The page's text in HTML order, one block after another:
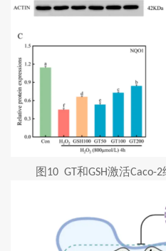
图 10 GT 和GSH激活Caco-2